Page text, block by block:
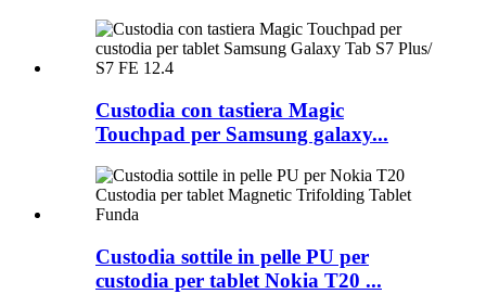
Custodia con tastiera Magic
Touchpad per Samsung galaxy...
Custodia sottile in pelle PU per
custodia per tablet Nokia T20 ...